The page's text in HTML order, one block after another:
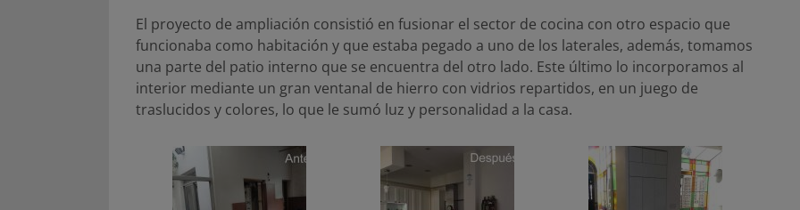
El proyecto de ampliación consistió en fusionar el sector de cocina con otro espacio que
funcionaba como habitación y que estaba pegado a uno de los laterales, además, tomamos
una parte del patio interno que se encuentra del otro lado. Este último lo incorporamos al
interior mediante un gran ventanal de hierro con vidrios repartidos, en un juego de
traslucidos y colores, lo que le sumó luz y personalidad a la casa.